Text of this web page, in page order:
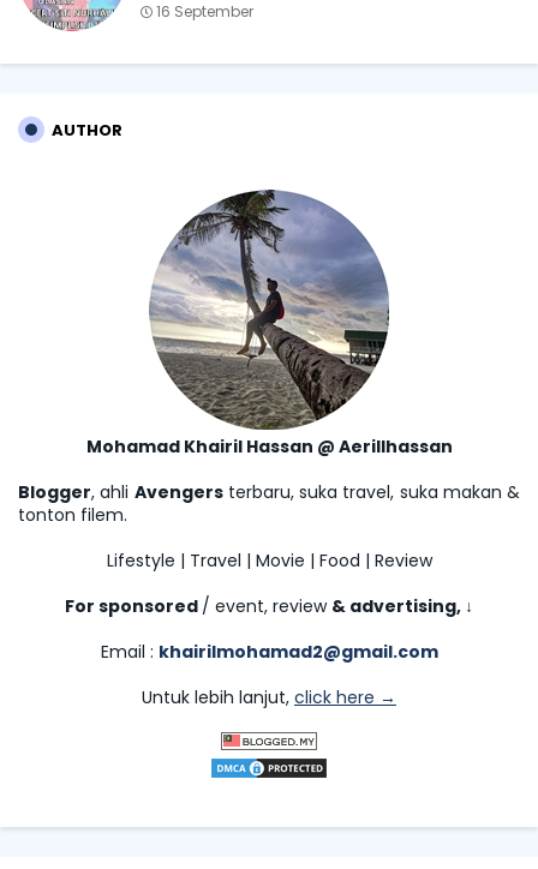
16 September
AUTHOR
Mohamad Khairil Hassan @ Aerillhassan
Blogger, ahli Avengersterbaru, suka travel, suka makan &
tonton filem.
Lifestyle | Travel | Movie | Food | Review
For sponsored / event, review & advertising, ↓
Email : khairilmohamad2@gmail.com
Untuk lebih lanjut, click here →